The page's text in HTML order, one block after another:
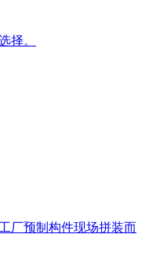
择。
厂预制构件现场拼装而